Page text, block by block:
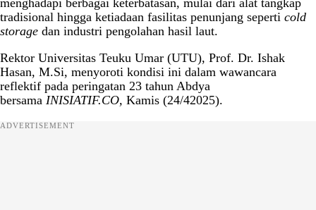
menghadapi berbagai keterbatasan, mulai dari alat tangkap
tradisional hingga ketiadaan fasilitas penunjang seperti cold
storage dan industri pengolahan hasil laut.
Rektor Universitas Teuku Umar (UTU), Prof. Dr. Ishak
Hasan, M.Si, menyoroti kondisi ini dalam wawancara
reflektif pada peringatan 23 tahun Abdya
bersama INISIATIF.CO, Kamis (24/42025).
ADVERTISEMENT